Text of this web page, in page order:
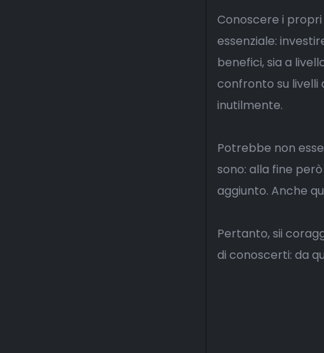
Conoscere i
essenziale:
benefici, sia a
confronto su livelli
inutilmente.
Potrebbe non
sono: alla fine
aggiunto. Anche
Pertanto, sii
di conoscerti: da